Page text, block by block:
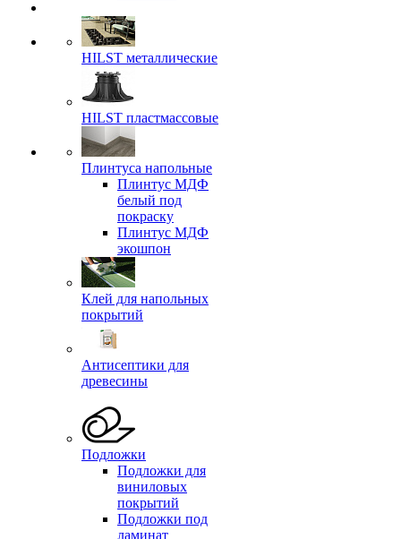
HILST металлические
HILST пластмассовые
Плинтуса напольные
Плинтус МДФ
белый под
покраску
Плинтус МДФ
экошпон
Клей для напольных
покрытий
Антисептики для
древесины
Подложки
Подложки для
виниловых
покрытий
Подложки под
ламинат